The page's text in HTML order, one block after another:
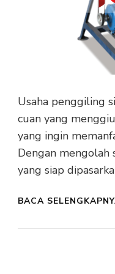
Usaha penggiling
cuan yang
yang ingin
Dengan mengolah
yang siap
BACA